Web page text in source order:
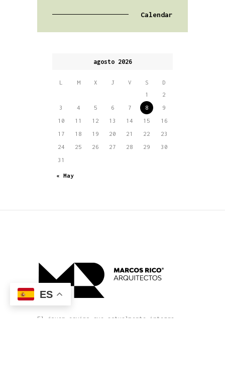
Calendar
agosto 2026
L M X J V S
D
1
2
3
4 5 6 7 8
9
10
11 12 13 14 15
16
17
18 19 20 21 22
23
24
25 26 27 28 29
30
31
« May
El joven equipo que actualmente integra
ES